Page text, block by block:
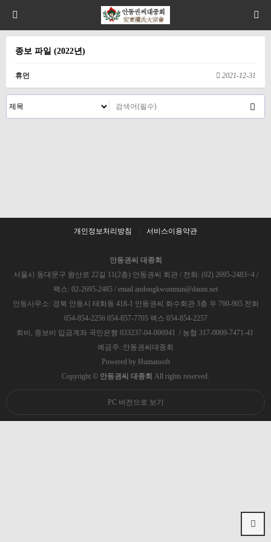
종보 파일 (2022년)
휴먼 2021-12-31
개인정보처리방침 서비스이용약관
안동권씨 대종회
서울시 동대문구 왕산로 22길 11(2층) 안동권씨 회관 / 전화: (02) 2695-2483~4 /
팩스: 02-2695-2485 / email andongkwonmun@daum.net
안동사무소: 경북 안동시 태화동 418-1 안동권씨 화수회관 3층 우 760-905 전화
054-854-2256 054-857-7705 팩스 054-854-2257
회비, 종보비 입금계좌 국민은행 033237-04-006941 / 농협 317-0009-7471-41
예금주: 안동권씨대종회
Powered by Humansoft
Copyright © 안동권씨 대종회 All rights reserved.
PC 버전으로 보기